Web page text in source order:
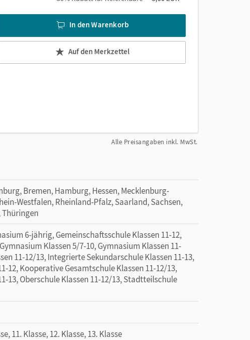
In den Warenkorb
Auf den Merkzettel
Alle Preisangaben inkl. MwSt.
Bremen, Hamburg, Hessen, Mecklenburg-
Westfalen, Rheinland-Pfalz, Saarland, Sachsen,
Thüringen
6-jährig, Gemeinschaftsschule Klassen 11-12,
Klassen 5/7-10, Gymnasium Klassen 11-
11-12/13, Integrierte Sekundarschule Klassen 11-13,
12, Kooperative Gesamtschule Klassen 11-12/13,
13, Oberschule Klassen 11-12/13, Stadtteilschule
11. Klasse, 12. Klasse, 13. Klasse